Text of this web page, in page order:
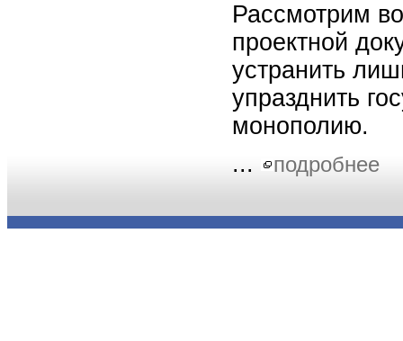
Рассмотрим
проектной
устранить
упразднить
монополию.
...
подробнее